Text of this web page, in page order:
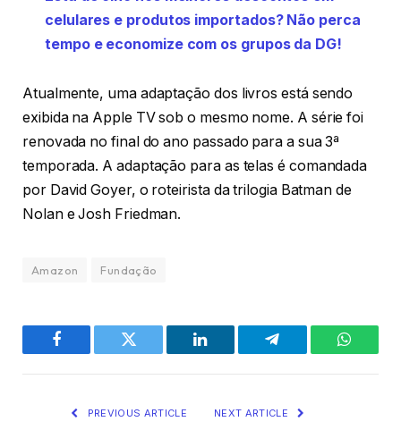
celulares e produtos importados? Não perca
tempo e economize com os grupos da DG!
Atualmente, uma adaptação dos livros está sendo
exibida na Apple TV sob o mesmo nome. A série foi
renovada no final do ano passado para a sua 3ª
temporada. A adaptação para as telas é comandada
por David Goyer, o roteirista da trilogia Batman de
Nolan e Josh Friedman.
Amazon Fundação
Facebook Twitter LinkedIn Telegram
PREVIOUS ARTICLE NEXT ARTICLE